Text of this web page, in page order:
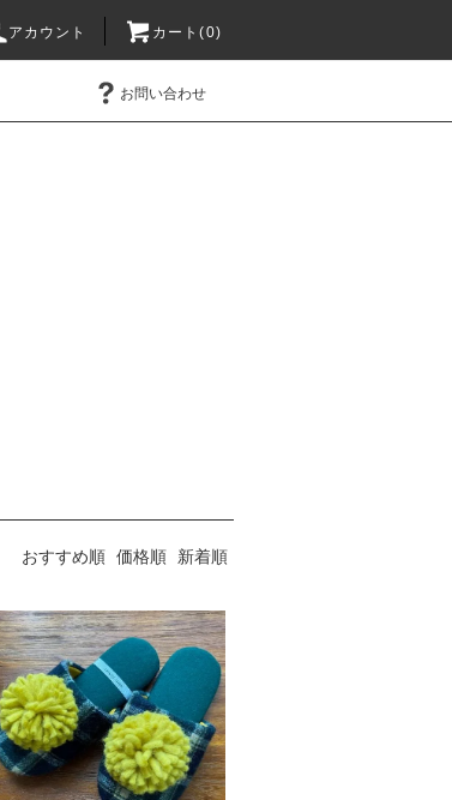
アカウント カート(0)
お問い合わせ
おすすめ順 価格順 新着順